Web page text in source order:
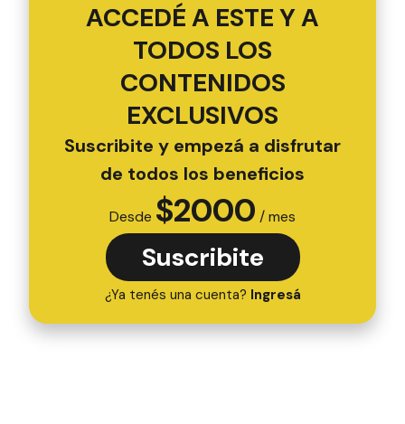
ACCEDÉ A ESTE Y A
TODOS LOS
CONTENIDOS
EXCLUSIVOS
Suscribite y empezá a disfrutar
de todos los beneficios
Desde $2000 / mes
Suscribite
¿Ya tenés una cuenta? Ingresá